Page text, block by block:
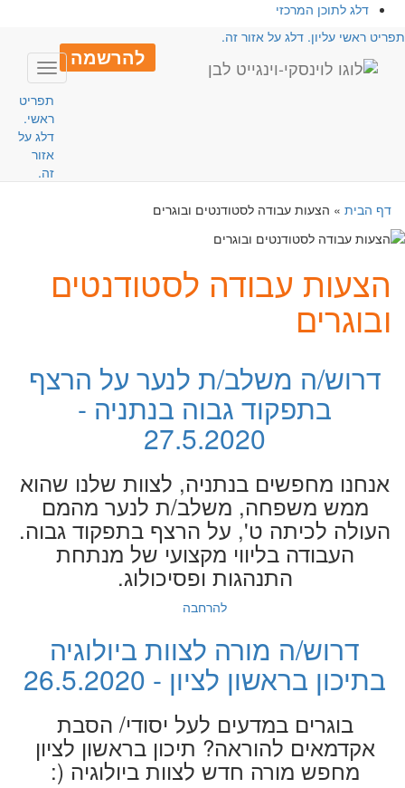
דלג לתוכן המרכזי
ראשי עליון. דלג על אזור זה.
להרשמה
Toggle
תפריט
ראשי.
דלג על
אזור
זה.
דף הבית» הצעות עבודה לסטודנטים ובוגרים
הצעות עבודה לסטודנטים
ובוגרים
דרוש/ה משלב/ת לנער על הרצף
בתפקוד גבוה בנתניה -
27.5.2020
אנחנו מחפשים בנתניה, לצוות שלנו שהוא
ממש משפחה, משלב/ת לנער מהמם
העולה לכיתה ט', על הרצף בתפקוד גבוה.
העבודה בליווי מקצועי של מנתחת
התנהגות ופסיכולוג.
להרחבה
דרוש/ה מורה לצוות ביולוגיה
בתיכון בראשון לציון - 26.5.2020
בוגרים במדעים לעל יסודי/ הסבת
אקדמאים להוראה? תיכון בראשון לציון
מחפש מורה חדש לצוות ביולוגיה (: